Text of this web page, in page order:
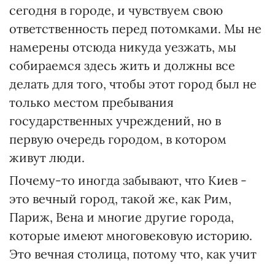
сегодня в городе, и чувствуем свою
ответственность перед потомками. Мы не
намерены отсюда никуда уезжать, мы
собираемся здесь жить и должны все
делать для того, чтобы этот город был не
только местом пребывания
государственных учреждений, но в
первую очередь городом, в котором
живут люди.
Почему-то иногда забывают, что Киев -
это вечный город, такой же, как Рим,
Париж, Вена и многие другие города,
которые имеют многовековую историю.
Это вечная столица, потому что, как учит